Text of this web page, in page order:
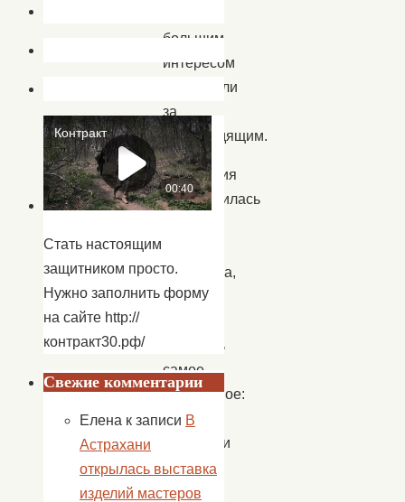
большим
интересом
наблюдали
за
происходящим.
Экскурсия
продолжилась
редактора,
а
началось
самое
интересное:
ребята
побывали
на
студии,
Стать настоящим
защитником просто.
Нужно заполнить форму
на сайте http://
контракт30.рф/
Свежие комментарии
Елена к записи В
Астрахани
открылась выставка
изделий мастеров